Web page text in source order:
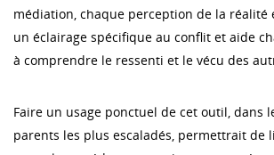
médiation, chaque perception de la réalité
un éclairage spécifique au conflit et aide
à comprendre le ressenti et le vécu des
Faire un usage ponctuel de cet outil, dans
parents les plus escaladés, permettrait de